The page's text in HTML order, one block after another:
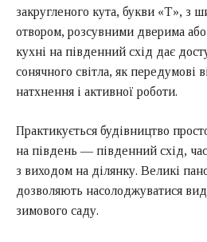
закругленого кута, букви «Т», з
отвором, розсувними дверима
кухні на південний схід дає
сонячного світла, як передумові
натхнення і активної роботи.
Практикується будівництво
на південь — південний схід,
з виходом на ділянку. Великі
дозволяють насолоджуватися
зимового саду.